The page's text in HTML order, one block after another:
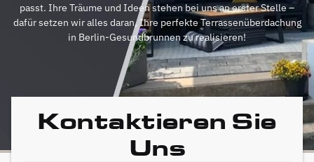
passt. Ihre Träume und Ideen stehen bei uns an erster Stelle –
dafür setzen wir alles daran, Ihre perfekte Terrassenüberdachung
in Berlin-Gesundbrunnen zu realisieren!
Kontaktieren Sie
Uns